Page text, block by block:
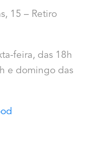
15 – Retiro
feira, das 18h
e domingo das